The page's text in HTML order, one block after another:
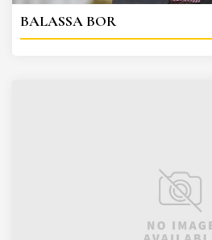
BALASSA BOR